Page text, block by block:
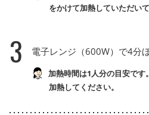
をかけて加熱していただい
3 電子レンジ（600W）で4分
加熱時間は1人分の目安で
加熱してください。